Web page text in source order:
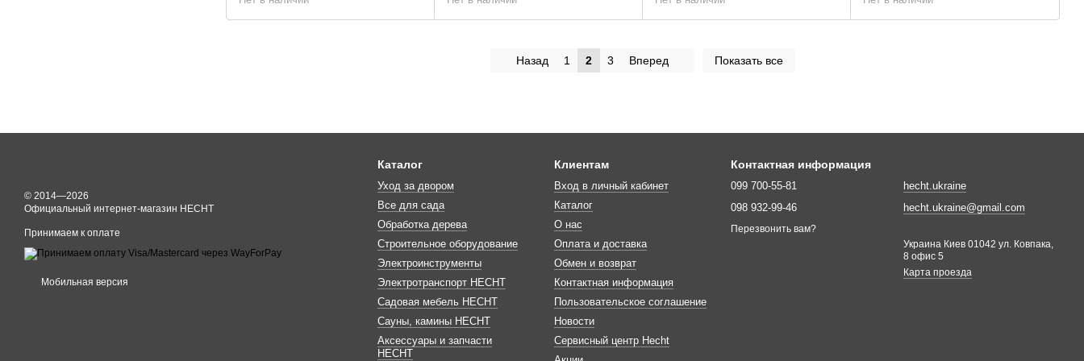
Назад 1 2 3 Вперед Показать все
© 2014—2026
Официальный интернет-магазин HECHT
Принимаем к оплате
Мобильная версия
Каталог
Уход за двором
Все для сада
Обработка дерева
Строительное оборудование
Электроинструменты
Электротранспорт HECHT
Садовая мебель HECHT
Сауны, камины HECHT
Аксессуары и запчасти
HECHT
Клиентам
Вход в личный кабинет
Каталог
О нас
Оплата и доставка
Обмен и возврат
Контактная информация
Пользовательское соглашение
Новости
Сервисный центр Hecht
Контактная информация
099 700-55-81
098 932-99-46
Перезвонить вам?
hecht.ukraine
hecht.ukraine@gmail.com
Украина Киев 01042 ул. Ковпака,
8 офис 5
Карта проезда